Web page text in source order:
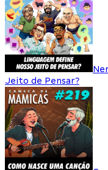
Jeito de Pensar?